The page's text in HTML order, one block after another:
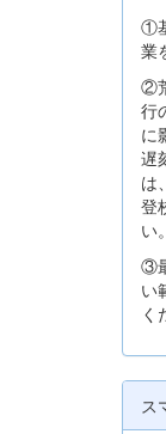
①
業
②
行
に
遅
は
登
い
③
い
く
ス